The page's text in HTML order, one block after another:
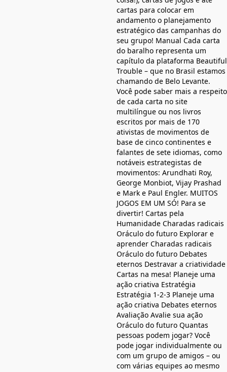
cartas para colocar em
andamento o planejamento
estratégico das campanhas do
seu grupo! Manual Cada carta
do baralho representa um
capítulo da plataforma Beautiful
Trouble – que no Brasil estamos
chamando de Belo Levante.
Você pode saber mais a respeito
de cada carta no site
multilíngue ou nos livros
escritos por mais de 170
ativistas de movimentos de
base de cinco continentes e
falantes de sete idiomas, como
notáveis estrategistas de
movimentos: Arundhati Roy,
George Monbiot, Vijay Prashad
e Mark e Paul Engler. MUITOS
JOGOS EM UM SÓ! Para se
divertir! Cartas pela
Humanidade Charadas radicais
Oráculo do futuro Explorar e
aprender Charadas radicais
Oráculo do futuro Debates
eternos Destravar a criatividade
Cartas na mesa! Planeje uma
ação criativa Estratégia
Estratégia 1-2-3 Planeje uma
ação criativa Debates eternos
Avaliação Avalie sua ação
Oráculo do futuro Quantas
pessoas podem jogar? Você
pode jogar individualmente ou
com um grupo de amigos – ou
com várias equipes ao mesmo